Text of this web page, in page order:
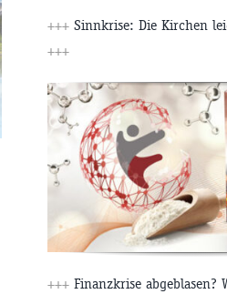
+++ Sinnkrise: Die Kirchen
+++
+++ Finanzkrise abgeblasen?